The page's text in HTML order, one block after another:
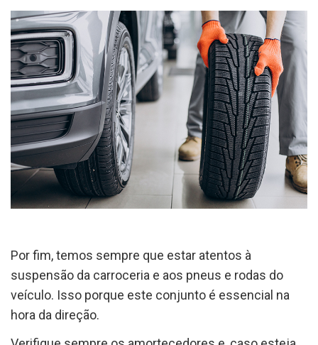
Por fim, temos sempre que estar atentos à
suspensão da carroceria e aos pneus e rodas do
veículo. Isso porque este conjunto é essencial na
hora da direção.